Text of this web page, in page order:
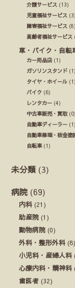
介護サービス (13)
児童福祉サービス (3)
障害福祉サービス (8)
高齢者福祉サービス
車・バイク・自転
カー用品店 (1)
ガソリンスタンド (1)
タイヤ・ホイール (1)
バイク (6)
レンタカー (4)
中古車販売・買取 (0)
自動車ディーラー (1)
自動車修理・板金塗
自転車(1)
未分類 (3)
病院 (69)
内科 (21)
助産院 (1)
動物病院 (0)
外科・整形外科 (8)
小児科・産婦人科
心療内科・精神科
歯医者 (32)